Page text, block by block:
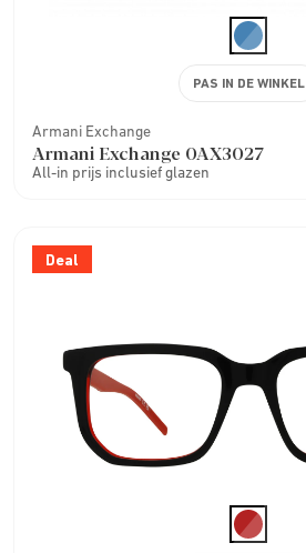
Armani Exchange
Armani Exchange 0AX3027
All-in prijs inclusief glazen
PAS IN DE WINKEL
Deal